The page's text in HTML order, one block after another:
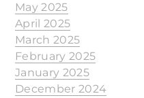
May 2025
April 2025
March 2025
February 2025
January 2025
December 2024